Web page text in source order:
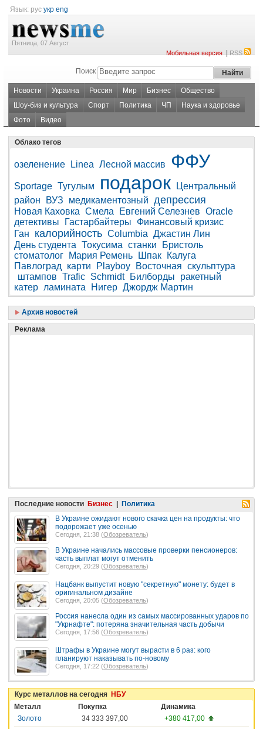
Язык: рус укр eng
Пятница, 07 Август
Мобильная версия|RSS
Поиск
Новости Украина Россия Мир Бизнес
Общество
Шоу-биз и культура
Спорт Политика ЧП
Наука и здоровье
Фото
Видео
Облако тегов
озеленение Linea Лесной массив ФФУ
Sportage Тугулым подарок
Центральный
район
ВУЗ медикаментозный депрессия
Новая Каховка Смела Евгений Селезнев Oracle
детективы
Гастарбайтеры
Финансовый кризис
Ган
калорийность Columbia Джастин Лин
День студента Токусима станки
Бристоль
стоматолог
Мария Ремень Шпак
Калуга
Павлоград
карти Playboy Восточная скульптура
штампов Trafic Schmidt Билборды
ракетный
катер ламината Нигер Джордж Мартин
Архив новостей
Реклама
Последние новости Бизнес
Политика
В Украине ожидают нового скачка цен на продукты: что
подорожает уже осенью
Сегодня, 21:38 (Обозреватель)
В Украине начались массовые проверки пенсионеров:
часть выплат могут отменить
Сегодня, 20:29 (Обозреватель)
Нацбанк выпустит новую "секретную" монету: будет в
оригинальном дизайне
Сегодня, 20:05 (Обозреватель)
Россия нанесла один из самых массированных ударов по
"Укрнафте": потеряна значительная часть добычи
Сегодня, 17:56 (Обозреватель)
Штрафы в Украине могут вырасти в 6 раз: кого
планируют наказывать по-новому
Сегодня, 17:22 (Обозреватель)
Курс металлов на сегодня НБУ
Металл
Покупка
Динамика
Золото
34 333 397,00
+380 417,00